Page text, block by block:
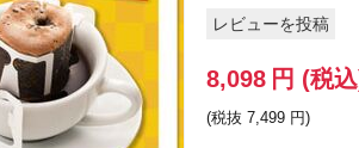
レビューを投稿
8,098 円 (税
(税抜 7,499 円)